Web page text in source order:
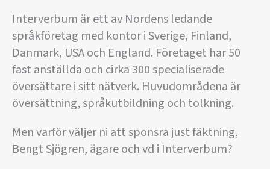
Interverbum är ett av Nordens ledande
språkföretag med kontor i Sverige, Finland,
Danmark, USA och England. Företaget har 50
fast anställda och cirka 300 specialiserade
översättare i sitt nätverk. Huvudområdena är
översättning, språkutbildning och tolkning.
Men varför väljer ni att sponsra just fäktning,
Bengt Sjögren, ägare och vd i Interverbum?